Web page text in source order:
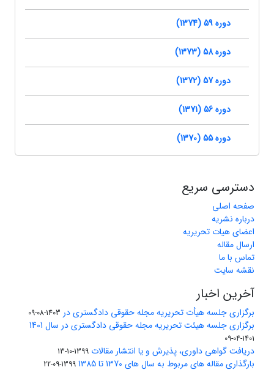
دوره 59 (1374)
دوره 58 (1373)
دوره 57 (1372)
دوره 56 (1371)
دوره 55 (1370)
دسترسی سریع
صفحه اصلی
درباره نشریه
اعضای هیات تحریریه
ارسال مقاله
تماس با ما
نقشه سایت
آخرین اخبار
برگزاری جلسه هیأت تحریریه مجله حقوقی دادگستری در 1403-08-09
برگزاری جلسه هیئت تحریریه مجله حقوقی دادگستری در سال 1401
1401-04-09
دریافت گواهی داوری، پذیرش و یا انتشار مقالات 1399-10-13
بارگذاری مقاله های مربوط به سال های 1370 تا 1385 1399-09-22